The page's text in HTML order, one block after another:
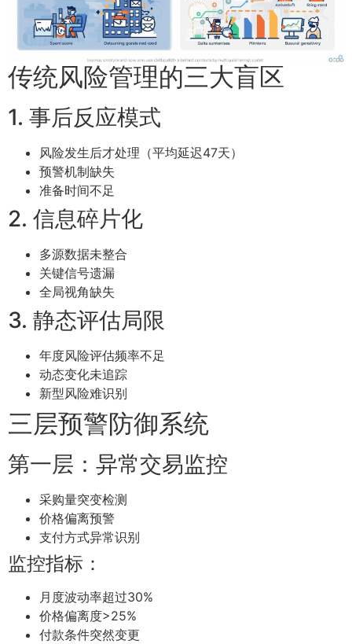
传统风险管理的三大盲区
1. 事后反应模式
风险发生后才处理（平均延迟47天）
预警机制缺失
准备时间不足
2. 信息碎片化
多源数据未整合
关键信号遗漏
全局视角缺失
3. 静态评估局限
年度风险评估频率不足
动态变化未追踪
新型风险难识别
三层预警防御系统
第一层：异常交易监控
采购量突变检测
价格偏离预警
支付方式异常识别
监控指标：
月度波动率超过30%
价格偏离度>25%
付款条件突然变更